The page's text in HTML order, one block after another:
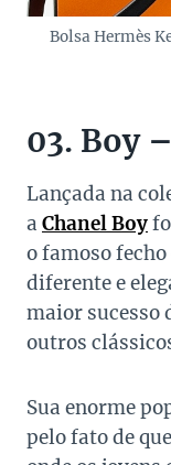
Bolsa Hermès
03. Boy
Lançada na
a Chanel Boy
o famoso
diferente e
maior sucesso
outros
Sua enorme
pelo fato de